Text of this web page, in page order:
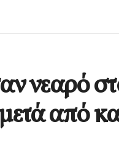
νεαρό
από